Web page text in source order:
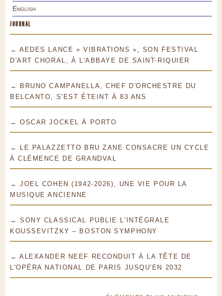
English
JOURNAL
→ AEDES LANCE « VIBRATIONS », SON FESTIVAL
D'ART CHORAL, À L'ABBAYE DE SAINT-RIQUIER
→ BRUNO CAMPANELLA, CHEF D'ORCHESTRE DU
BELCANTO, S'EST ÉTEINT À 83 ANS
→ OSCAR JOCKEL À PORTO
→ LE PALAZZETTO BRU ZANE CONSACRE UN CYCLE
À CLÉMENCE DE GRANDVAL
→ JOEL COHEN (1942-2026), UNE VIE POUR LA
MUSIQUE ANCIENNE
→ SONY CLASSICAL PUBLIE L'INTÉGRALE
KOUSSEVITZKY – BOSTON SYMPHONY
→ ALEXANDER NEEF RECONDUIT À LA TÊTE DE
L'OPÉRA NATIONAL DE PARIS JUSQU'EN 2032